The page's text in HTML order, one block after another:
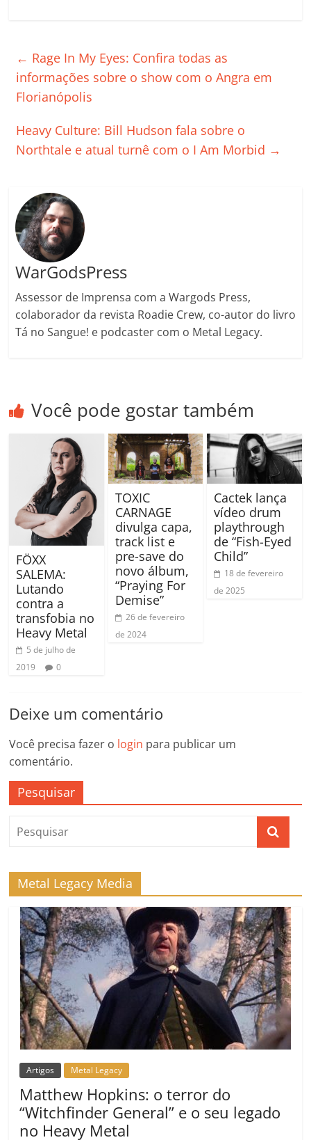
e
b
o
o
k
er l s
A
p
e
dI
gl
e
a
ss
ro
y
Li
k
ar
ar
← Rage In My Eyes: Confira todas as
informações sobre o show com o Angra em
Florianópolis
Heavy Culture: Bill Hudson fala sobre o
Northtale e atual turnê com o I Am Morbid →
WarGodsPress
Assessor de Imprensa com a Wargods Press,
colaborador da revista Roadie Crew, co-autor do livro
Tá no Sangue! e podcaster com o Metal Legacy.
Você pode gostar também
FÖXX
SALEMA:
Lutando
contra a
transfobia no
Heavy Metal
5 de julho de
2019
0
TOXIC
CARNAGE
divulga capa,
track list e
pre-save do
novo álbum,
“Praying For
Demise”
26 de fevereiro
de 2024
Cactek lança
vídeo drum
playthrough
de “Fish-Eyed
Child”
18 de fevereiro
de 2025
Deixe um comentário
Você precisa fazer o login para publicar um
comentário.
Pesquisar
Metal Legacy Media
Artigos Metal Legacy
Matthew Hopkins: o terror do
“Witchfinder General” e o seu legado
no Heavy Metal